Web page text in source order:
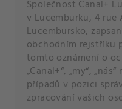
Společnost Canal+
v Lucemburku, 4 rue
Lucembursko,
obchodním rejstříku
tomto oznámení o
„Canal+“, „my“,
případů v pozici
zpracování vašich